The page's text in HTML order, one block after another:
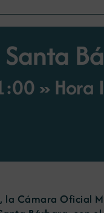
» Hora
, la Cámara Oficial